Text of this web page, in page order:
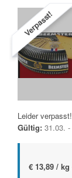
Verpasst!
Leider verpasst!
Gültig: 31.03.
€ 13,89 / kg